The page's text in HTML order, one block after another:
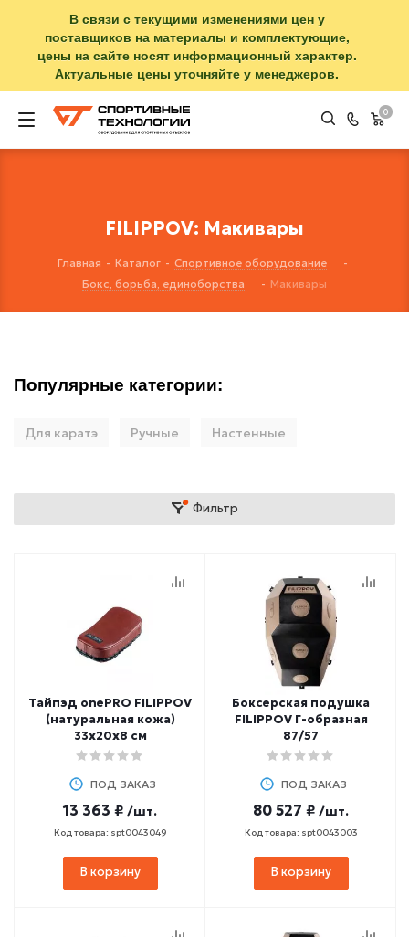
В связи с текущими изменениями цен у
поставщиков на материалы и комплектующие,
цены на сайте носят информационный характер.
Актуальные цены уточняйте у менеджеров.
0
FILIPPOV: Макивары
Главная - Каталог - Спортивное оборудование
-
Бокс, борьба, единоборства
- Макивары
Популярные категории:
Для каратэ Ручные Настенные
Фильтр
Тайпэд onePRO FILIPPOV
(натуральная кожа)
33х20х8 см
ПОД ЗАКАЗ
13 363 ₽ /шт.
Код товара: spt0043049
В корзину
Боксерская подушка
FILIPPOV Г-образная
87/57
ПОД ЗАКАЗ
80 527 ₽ /шт.
Код товара: spt0043003
В корзину